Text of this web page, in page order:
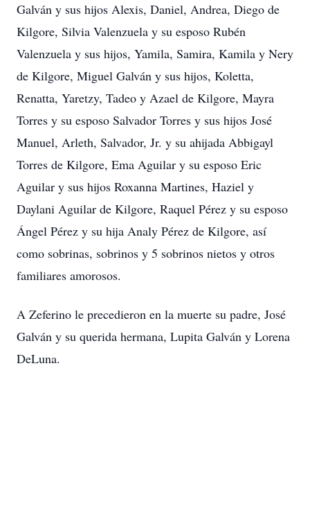
Galván y sus hijos Alexis, Daniel, Andrea, Diego de
Kilgore, Silvia Valenzuela y su esposo Rubén
Valenzuela y sus hijos, Yamila, Samira, Kamila y Nery
de Kilgore, Miguel Galván y sus hijos, Koletta,
Renatta, Yaretzy, Tadeo y Azael de Kilgore, Mayra
Torres y su esposo Salvador Torres y sus hijos José
Manuel, Arleth, Salvador, Jr. y su ahijada Abbigayl
Torres de Kilgore, Ema Aguilar y su esposo Eric
Aguilar y sus hijos Roxanna Martines, Haziel y
Daylani Aguilar de Kilgore, Raquel Pérez y su esposo
Ángel Pérez y su hija Analy Pérez de Kilgore, así
como sobrinas, sobrinos y 5 sobrinos nietos y otros
familiares amorosos.
A Zeferino le precedieron en la muerte su padre, José
Galván y su querida hermana, Lupita Galván y Lorena
DeLuna.